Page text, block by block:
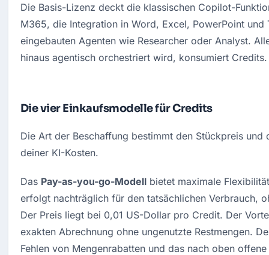
Die Basis-Lizenz deckt die klassischen Copilot-
M365, die Integration in Word, Excel, PowerPoint und
eingebauten Agenten wie Researcher oder Analyst.
hinaus agentisch orchestriert wird, konsumiert Credits.
Die vier Einkaufsmodelle für Credits
Die Art der Beschaffung bestimmt den Stückpreis und
deiner KI-Kosten.
Das Pay-as-you-go-Modell bietet maximale
erfolgt nachträglich für den tatsächlichen Verbrauch,
Der Preis liegt bei 0,01 US-Dollar pro Credit. Der
exakten Abrechnung ohne ungenutzte Restmengen.
Fehlen von Mengenrabatten und das nach oben